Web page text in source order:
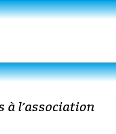
à l’association